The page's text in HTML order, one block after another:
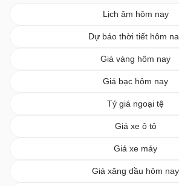
Lịch âm hôm nay
Dự báo thời tiết hôm
Giá vàng hôm nay
Giá bạc hôm nay
Tỷ giá ngoại tệ
Giá xe ô tô
Giá xe máy
Giá xăng dầu hôm nay